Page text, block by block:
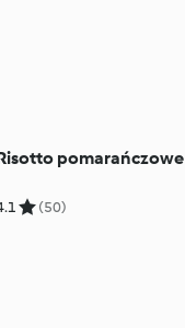
pomarańczowe
(50)